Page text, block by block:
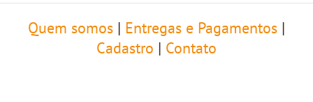
Quem somos Entregas e Pagamentos
Cadastro
Contato